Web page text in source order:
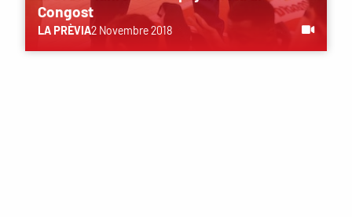
Congost
LA PRÈVIA2 Novembre 2018